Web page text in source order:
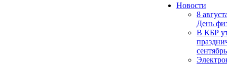
Новости
8
День
В КБР